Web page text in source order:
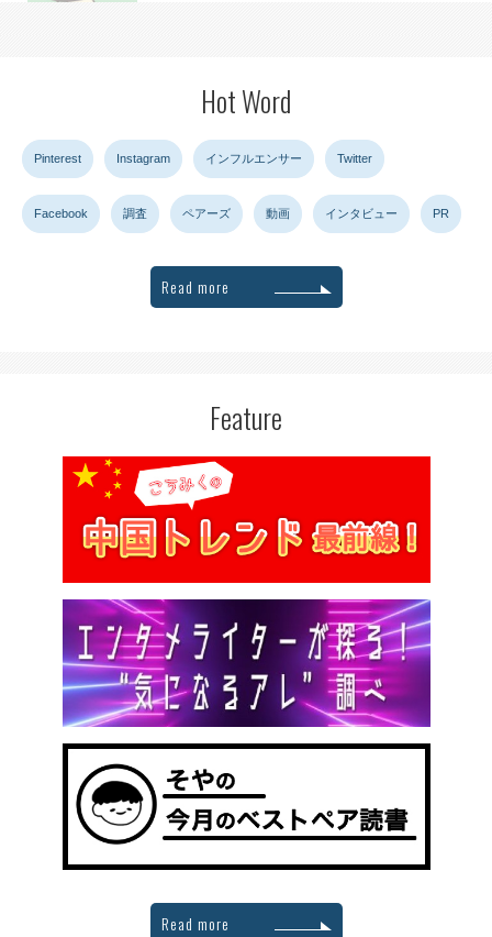
Hot Word
Pinterest Instagram インフルエンサー Twitter
Facebook 調査 ペアーズ 動画 インタビュー PR
Read more
Feature
Read more